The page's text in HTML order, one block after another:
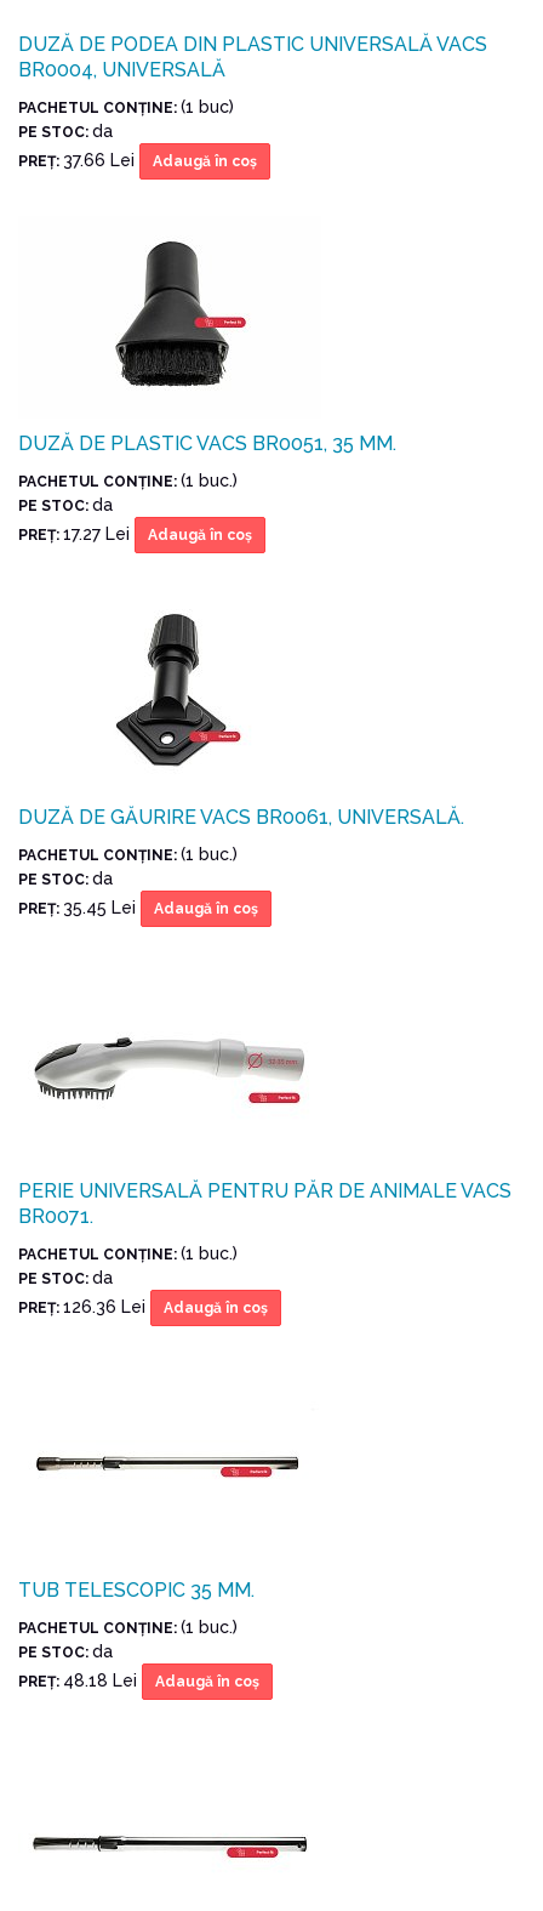
DUZĂ DE PODEA DIN PLASTIC UNIVERSALĂ VACS
BR0004, UNIVERSALĂ
PACHETUL CONŢINE: (1 buc)
PE STOC: da
PREŢ: 37.66 Lei Adaugă în coş
DUZĂ DE PLASTIC VACS BR0051, 35 MM.
PACHETUL CONŢINE: (1 buc.)
PE STOC: da
PREŢ: 17.27 Lei Adaugă în coş
DUZĂ DE GĂURIRE VACS BR0061, UNIVERSALĂ.
PACHETUL CONŢINE: (1 buc.)
PE STOC: da
PREŢ: 35.45 Lei Adaugă în coş
PERIE UNIVERSALĂ PENTRU PĂR DE ANIMALE VACS
BR0071.
PACHETUL CONŢINE: (1 buc.)
PE STOC: da
PREŢ: 126.36 Lei Adaugă în coş
TUB TELESCOPIC 35 MM.
PACHETUL CONŢINE: (1 buc.)
PE STOC: da
PREŢ: 48.18 Lei Adaugă în coş